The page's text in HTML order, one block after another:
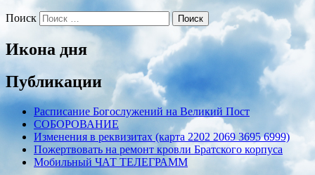
Поиск
Икона дня
Публикации
Расписание Богослужений на Великий Пост
СОБОРОВАНИЕ
Изменения в реквизитах (карта 2202 2069 3695 6999)
Пожертвовать на ремонт кровли Братского корпуса
Мобильный ЧАТ ТЕЛЕГРАММ